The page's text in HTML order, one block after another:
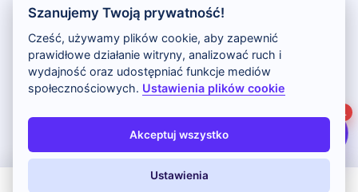
Polityka Prywatności
Wakacje w Egipcie
Rankingi hoteli
Kontakt i reklama
Polityka prywatności
Copyright (c) 2026 Odkryj Wakacje
1
Szanujemy Twoją prywatność!
Cześć, używamy plików cookie, aby zapewnić
prawidłowe działanie witryny, analizować ruch i
wydajność oraz udostępniać funkcje mediów
społecznościowych. Ustawienia plików cookie
Akceptuj wszystko
Ustawienia